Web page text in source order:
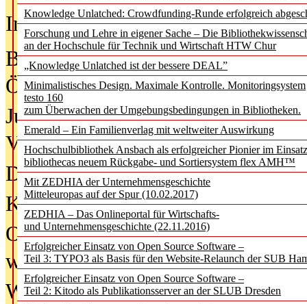
Knowledge Unlatched: Crowdfunding-Runde erfolgreich
Forschung und Lehre in eigener Sache – Die
an der Hochschule für Technik und Wirtschaft HTW Chur
„Knowledge Unlatched ist der bessere DEAL”
Minimalistisches Design. Maximale Kontrolle. Monitoringsystem
testo 160
zum Überwachen der Umgebungsbedingungen in Bibliotheken.
Emerald – Ein Familienverlag mit weltweiter Auswirkung
Hochschulbibliothek Ansbach als erfolgreicher Pionier im
bibliothecas neuem Rückgabe- und Sortiersystem flex AMH™
Mit ZEDHIA der Unternehmensgeschichte
Mitteleuropas auf der Spur (10.02.2017)
ZEDHIA – Das Onlineportal für Wirtschafts-
und Unternehmensgeschichte (22.11.2016)
Erfolgreicher Einsatz von Open Source Software –
Teil 3: TYPO3 als Basis für den Website-Relaunch der SUB
Erfolgreicher Einsatz von Open Source Software –
Teil 2: Kitodo als Publikationsserver an der SLUB Dresden
In der Ausgabe05/2026(Juni/Juli
Bürgerforum fordert mehr
Öffentlichkeit
Jugendliche wollen besseren
Verbote
Digitale Langzeit­archi­vierung
KI-Chatbots werden Teil der
Offene Infrastrukturen für
wissenschaftliche
Warum die Debatte über KI-Texte